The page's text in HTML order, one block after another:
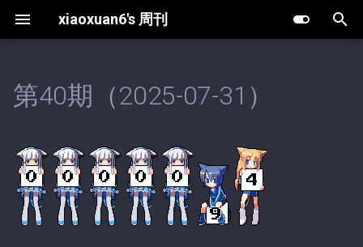
xiaoxuan6's 周刊
入
以
始
搜
索
第148期（2024-12-15）.md
第147期（2024-12-14）.md
第146期（2024-12-13）.md
第145期（2024-12-12）.md
PlateRecognition
第11期（2026-08-07）.md
第10期（2026-08-02）.md
第9期（2026-05-20）.md
第8期（2026-05-13）.md
第40期（2025-07-31）